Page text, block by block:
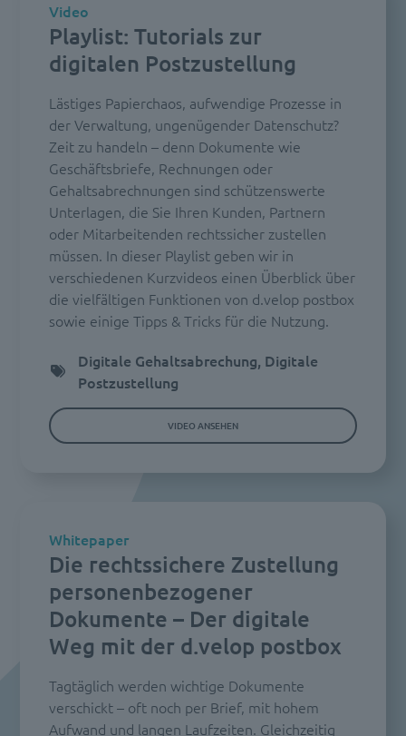
Playlist: Tutorials zur
digitalen Postzustellung
Video
Lästiges Papierchaos, aufwendige Prozesse in
der Verwaltung, ungenügender Datenschutz?
Zeit zu handeln – denn Dokumente wie
Geschäftsbriefe, Rechnungen oder
Gehaltsabrechnungen sind schützenswerte
Unterlagen, die Sie Ihren Kunden, Partnern
oder Mitarbeitenden rechtssicher zustellen
müssen. In dieser Playlist geben wir in
verschiedenen Kurzvideos einen Überblick über
die vielfältigen Funktionen von d.velop postbox
sowie einige Tipps & Tricks für die Nutzung.
Digitale Gehaltsabrechung, Digitale
Postzustellung
VIDEO ANSEHEN
Die rechtssichere Zustellung
personenbezogener
Dokumente – Der digitale
Weg mit der d.velop postbox
Whitepaper
Tagtäglich werden wichtige Dokumente
verschickt – oft noch per Brief, mit hohem
Aufwand und langen Laufzeiten. Gleichzeitig